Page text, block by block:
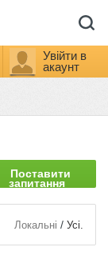
Увійти в
акаунт
Поставити
запитання
Локальні / Усі.